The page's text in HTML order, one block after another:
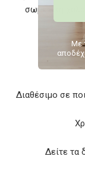
σωματική
Διαθέσιμο σε
Δείτε τα
Με